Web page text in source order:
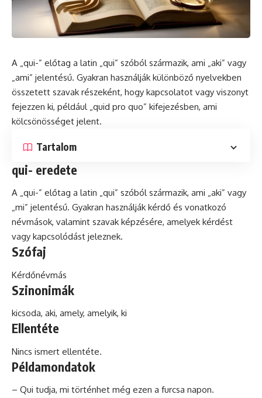
A „qui-” előtag a latin „qui” szóból származik, ami „aki” vagy
„ami” jelentésű. Gyakran használják különböző nyelvekben
összetett szavak részeként, hogy kapcsolatot vagy viszonyt
fejezzen ki, például „quid pro quo” kifejezésben, ami
kölcsönösséget jelent.
Tartalom
qui- eredete
A „qui-” előtag a latin „qui” szóból származik, ami „aki” vagy
„mi” jelentésű. Gyakran használják kérdő és vonatkozó
névmások, valamint szavak képzésére, amelyek kérdést
vagy kapcsolódást jeleznek.
Szófaj
Kérdőnévmás
Szinonimák
kicsoda, aki, amely, amelyik, ki
Ellentéte
Nincs ismert ellentéte.
Példamondatok
– Qui tudja, mi történhet még ezen a furcsa napon.